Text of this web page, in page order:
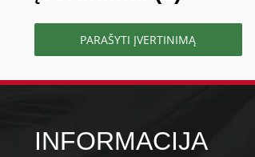
PARAŠYTI ĮVERTINIMĄ
INFORMACIJA